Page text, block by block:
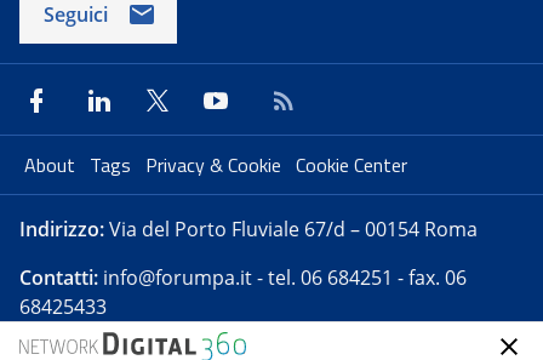
Seguici
About Tags Privacy & Cookie Cookie Center
Indirizzo:Via del Porto Fluviale 67/d – 00154 Roma
Contatti: info@forumpa.it- tel. 06 684251 - fax. 06
68425433